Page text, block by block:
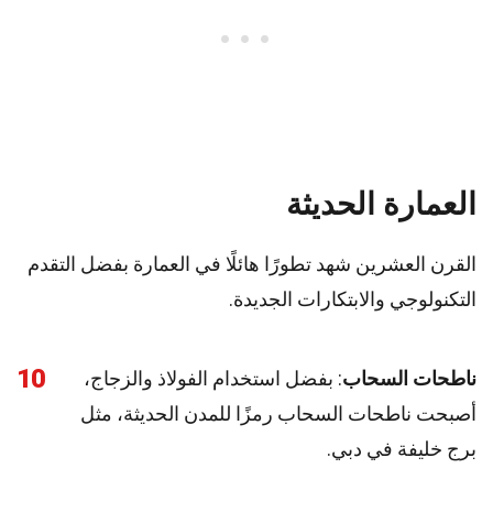
العمارة الحديثة
القرن العشرين شهد تطورًا هائلًا في العمارة بفضل التقدم
التكنولوجي والابتكارات الجديدة.
10 ناطحات السحاب: بفضل استخدام الفولاذ والزجاج،
أصبحت ناطحات السحاب رمزًا للمدن الحديثة، مثل
برج خليفة في دبي.